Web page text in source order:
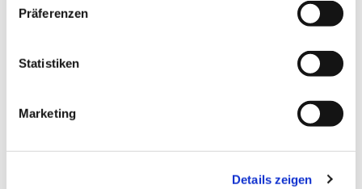
Präferenzen
Statistiken
Marketing
Details zeigen